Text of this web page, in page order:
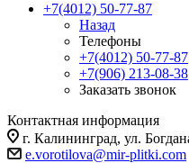
+7(4012) 50-77-87
Назад
Телефоны
+7(4012) 50-77-87
+7(906) 213-08-38
Заказать звонок
Контактная информация
г. Калининград, ул.
e.vorotilova@mir-plitki.com